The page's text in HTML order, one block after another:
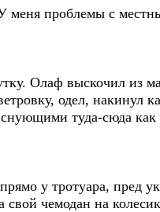
меня проблемы с
Олаф выскочил из
одел, накинул
туда-сюда
у тротуара, пред
чемодан на